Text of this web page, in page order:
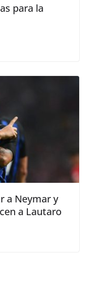
para la
a Neymar y
a Lautaro